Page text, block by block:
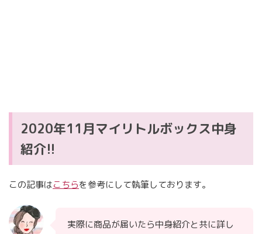
2020年11月マイリトルボックス中身
紹介!!
この記事はこちらを参考にして執筆しております。
実際に商品が届いたら中身紹介と共に詳し